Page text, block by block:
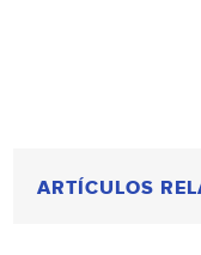
ARTÍCULOS